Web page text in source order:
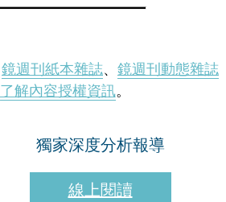
鏡週刊紙本雜誌、 鏡週刊動態雜誌
了解內容授權資訊。
獨家深度分析報導
線上閱讀